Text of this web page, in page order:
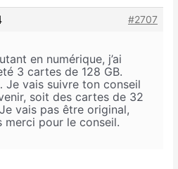
#2707
en numérique, j’ai
3 cartes de 128 GB.
Je vais suivre ton conseil
soit des cartes de 32
vais pas être original,
merci pour le conseil.